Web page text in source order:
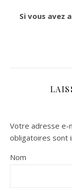
Si vous avez
Votre adresse e-
obligatoires sont
Nom